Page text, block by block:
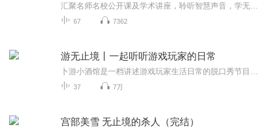
67 7362
游无止境丨一起听听游戏玩家的日常
37 7万
宫部美雪 无止境的杀人（完结）